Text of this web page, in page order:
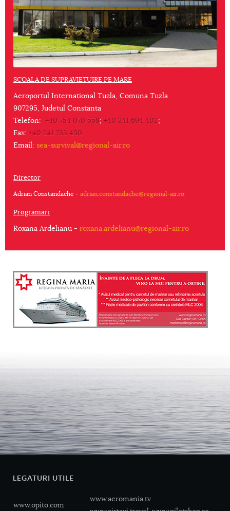
SCOALA DE SUPRAVIETUIRE PE MARE
Aeroportul International Tuzla, Comuna Tuzla
907295, Judetul Constanta
Telefon: +40 754 070 558; +40 241 694 402;
Fax: +40 241 733 450
Email: sea-survival@regional-air.ro
Director
Adrian Constandache - adrian.constandache@regional-air.ro
Programari
Roxana Ardelianu - roxana.ardelianu@regional-air.ro
LEGATURI UTILE
www.opito.com
www.aeromania.tv